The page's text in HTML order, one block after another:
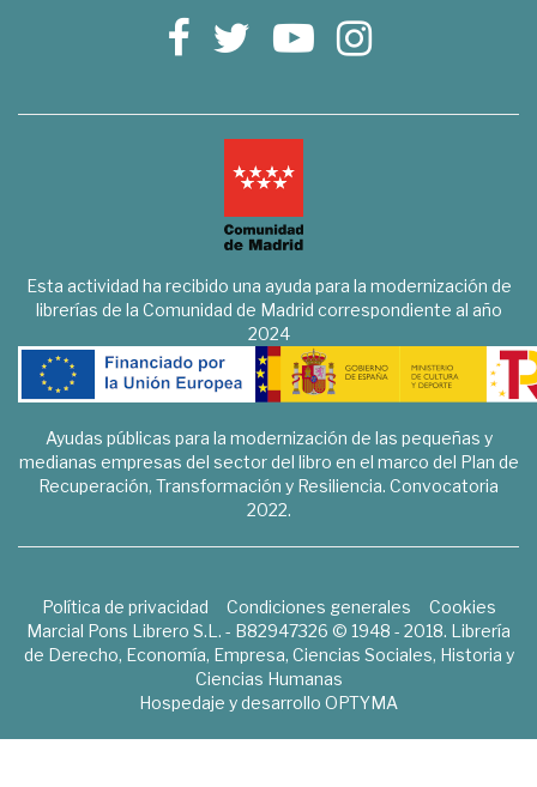
Esta actividad ha recibido una ayuda para la modernización de
librerías de la Comunidad de Madrid correspondiente al año
2024
Ayudas públicas para la modernización de las pequeñas y
medianas empresas del sector del libro en el marco del Plan de
Recuperación, Transformación y Resiliencia. Convocatoria
2022.
Política de privacidad Condiciones generales
Cookies
Marcial Pons Librero S.L. - B82947326 © 1948 - 2018. Librería
de Derecho, Economía, Empresa, Ciencias Sociales, Historia y
Ciencias Humanas
Hospedaje y desarrollo OPTYMA